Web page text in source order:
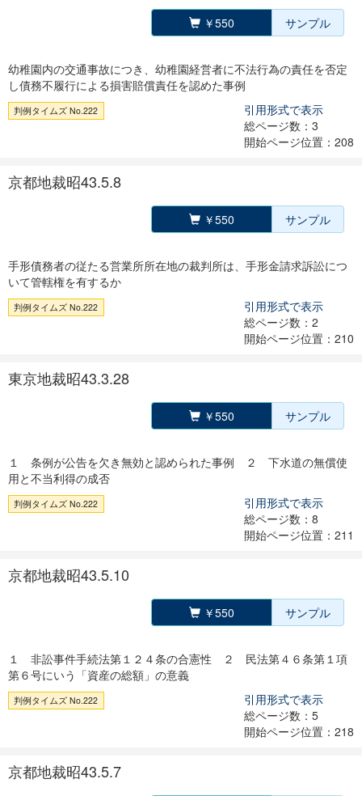
￥550 サンプル
幼稚園内の交通事故につき、幼稚園経営者に不法行為の責任を否定
し債務不履行による損害賠償責任を認めた事例
判例タイムズ No.222
引用形式で表示
総ページ数：3
開始ページ位置：208
京都地裁昭43.5.8
￥550 サンプル
手形債務者の従たる営業所所在地の裁判所は、手形金請求訴訟につ
いて管轄権を有するか
判例タイムズ No.222
引用形式で表示
総ページ数：2
開始ページ位置：210
東京地裁昭43.3.28
￥550 サンプル
１ 条例が公告を欠き無効と認められた事例 ２ 下水道の無償使
用と不当利得の成否
判例タイムズ No.222
引用形式で表示
総ページ数：8
開始ページ位置：211
京都地裁昭43.5.10
￥550 サンプル
１ 非訟事件手続法第１２４条の合憲性 ２ 民法第４６条第１項
第６号にいう「資産の総額」の意義
判例タイムズ No.222
引用形式で表示
総ページ数：5
開始ページ位置：218
京都地裁昭43.5.7